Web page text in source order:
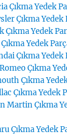
Çıkma Yedek
Çıkma Yedek
Çıkma Yedek
Yedek
Çıkma Yedek
Çıkma
Çıkma
Çıkma Yedek
Martin Çıkma
Çıkma Yedek